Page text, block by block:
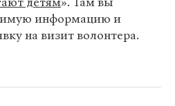
информацию и
на визит волонтера.